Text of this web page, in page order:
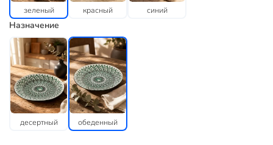
зеленый красный синий
Назначение
десертный обеденный